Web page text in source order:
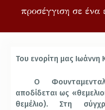
προσέγγιση σε ένα
Του ενορίτη μας Ιωάννη
Ο
αποδίδεται ως
θεμέλιο). Στη